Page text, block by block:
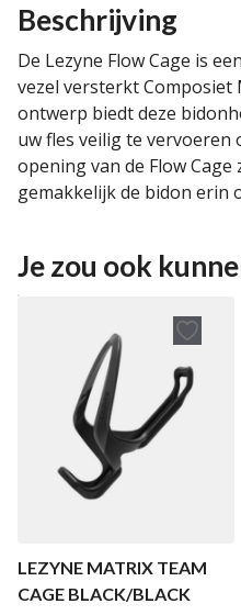
Beschrijving
De Lezyne Flow Cage is
vezel versterkt Composiet
ontwerp biedt deze
uw fles veilig te vervoeren
opening van de Flow
gemakkelijk de bidon erin
Je zou ook
LEZYNE MATRIX TEAM
CAGE BLACK/BLACK